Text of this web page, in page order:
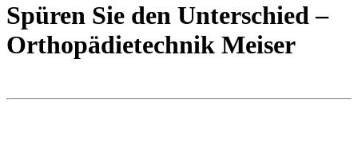
Spüren Sie den Unterschied –
Orthopädietechnik Meiser